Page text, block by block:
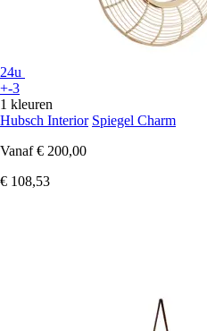
24u
+-3
1 kleuren
Hubsch Interior Spiegel Charm
Vanaf € 200,00
€ 108,53